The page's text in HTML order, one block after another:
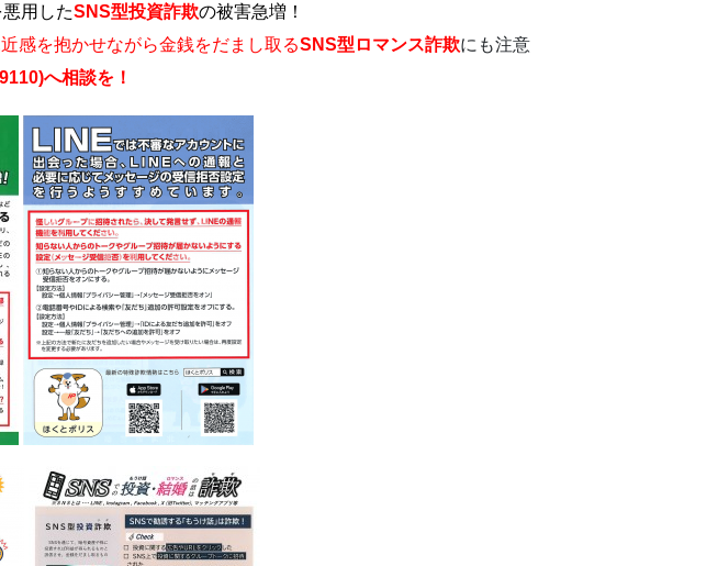
用したSNS型投資詐欺の被害急増！
感を抱かせながら金銭をだまし取るSNS型ロマンス詐欺にも注意
へ相談を！